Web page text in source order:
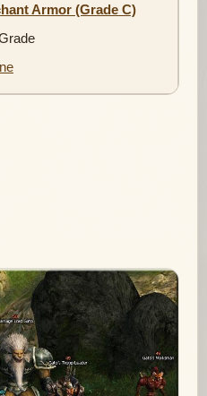
Armor (Grade C)